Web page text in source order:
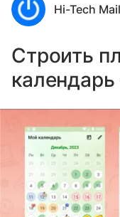
Hi-Tech Mail
Строить